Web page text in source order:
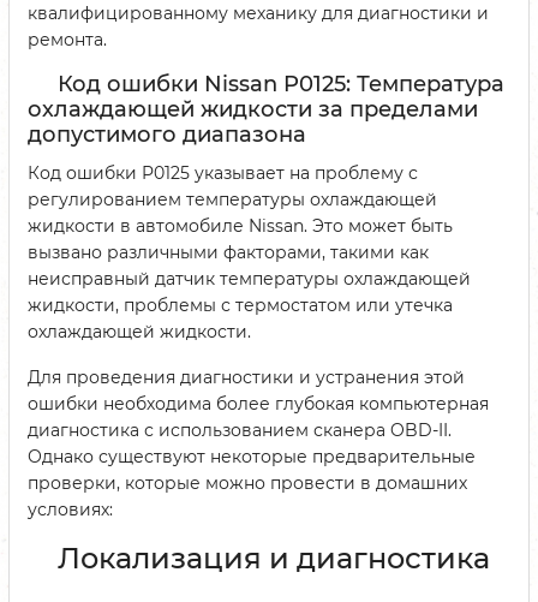
квалифицированному механику для диагностики и
ремонта.
Код ошибки Nissan P0125: Температура
охлаждающей жидкости за пределами
допустимого диапазона
Код ошибки P0125 указывает на проблему с
регулированием температуры охлаждающей
жидкости в автомобиле Nissan. Это может быть
вызвано различными факторами, такими как
неисправный датчик температуры охлаждающей
жидкости, проблемы с термостатом или утечка
охлаждающей жидкости.
Для проведения диагностики и устранения этой
ошибки необходима более глубокая компьютерная
диагностика с использованием сканера OBD-II.
Однако существуют некоторые предварительные
проверки, которые можно провести в домашних
условиях:
Локализация и диагностика